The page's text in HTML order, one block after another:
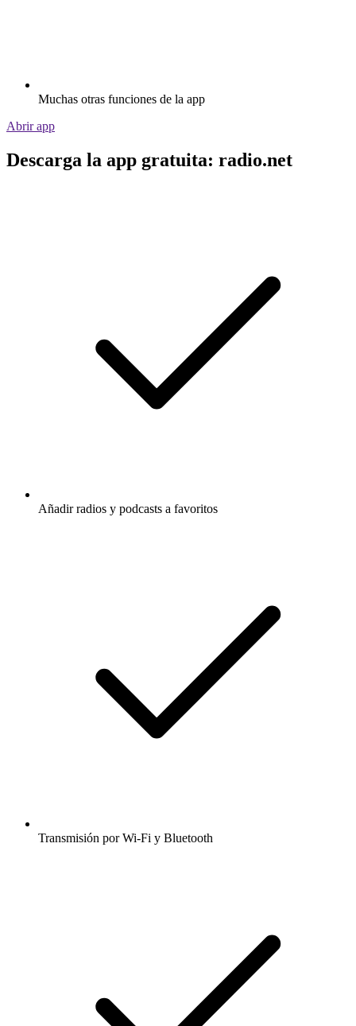
Muchas otras funciones de la app
Abrir app
Descarga la app gratuita: radio.net
Añadir radios y podcasts a favoritos
Transmisión por Wi-Fi y Bluetooth